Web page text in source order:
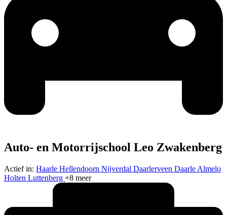
Auto- en Motorrijschool Leo Zwakenberg
Actief in: Haarle Hellendoorn Nijverdal Daarlerveen Daarle Almelo
Holten Luttenberg +8 meer